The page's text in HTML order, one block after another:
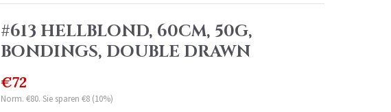
#613 HELLBLOND, 60CM, 50G,
BONDINGS, DOUBLE DRAWN
€72
Norm. €80. Sie sparen €8 (10%)